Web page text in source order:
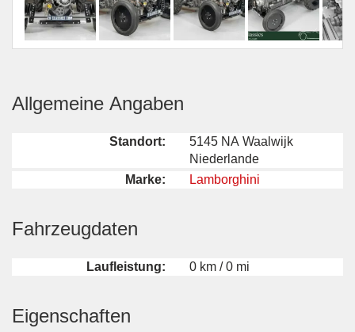
Allgemeine Angaben
Standort:
5145 NA Waalwijk
Niederlande
Marke:
Lamborghini
Fahrzeugdaten
Laufleistung: 0 km / 0 mi
Eigenschaften